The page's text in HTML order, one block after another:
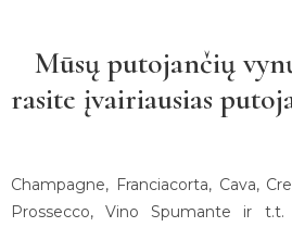
Mūsų putojančių
rasite įvairiausias
Champagne, Franciacorta, Cava,
Prossecco, Vino Spumante ir